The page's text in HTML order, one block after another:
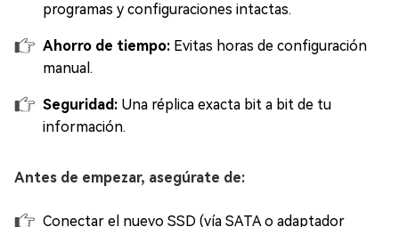
programas y configuraciones intactas.
Ahorro de tiempo: Evitas horas de configuración
manual.
Seguridad: Una réplica exacta bit a bit de tu
información.
Antes de empezar, asegúrate de:
Conectar el nuevo SSD (vía SATA o adaptador